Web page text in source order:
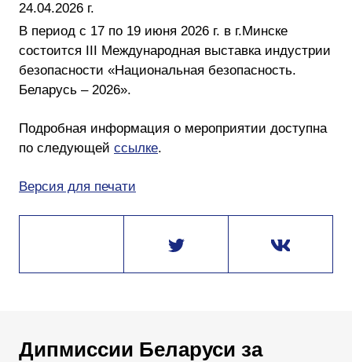
24.04.2026 г.
В период с 17 по 19 июня 2026 г. в г.Минске
состоится III Международная выставка индустрии
безопасности «Национальная безопасность.
Беларусь – 2026».
Подробная информация о мероприятии доступна
по следующей ссылке.
Версия для печати
Дипмиссии Беларуси за